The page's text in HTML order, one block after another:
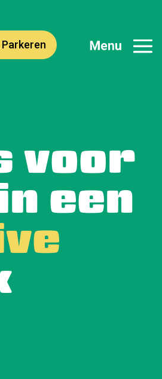
voor
een